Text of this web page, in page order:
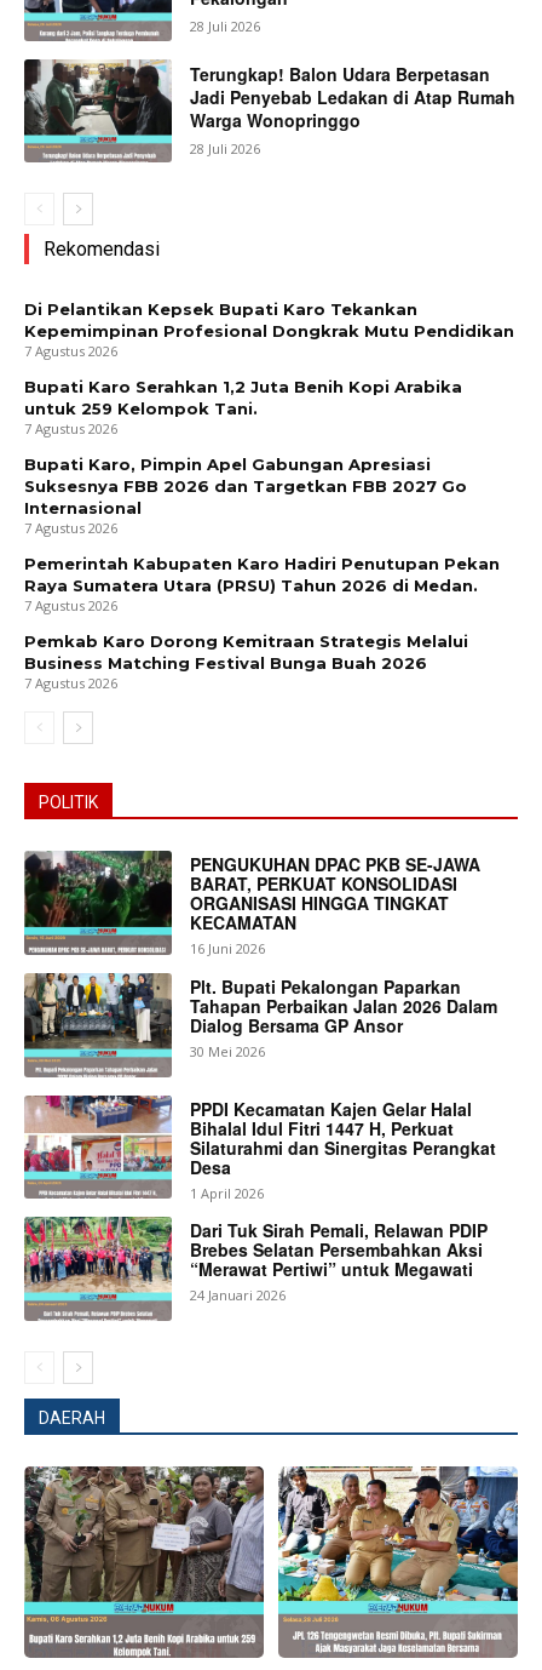
Magazine PRO
28 Juli 2026
Terungkap! Balon Udara Berpetasan
Jadi Penyebab Ledakan di Atap Rumah
Warga Wonopringgo
28 Juli 2026
Rekomendasi
Di Pelantikan Kepsek Bupati Karo Tekankan
Kepemimpinan Profesional Dongkrak Mutu Pendidikan
7 Agustus 2026
Bupati Karo Serahkan 1,2 Juta Benih Kopi Arabika
untuk 259 Kelompok Tani.
7 Agustus 2026
Bupati Karo, Pimpin Apel Gabungan Apresiasi
Suksesnya FBB 2026 dan Targetkan FBB 2027 Go
Internasional
7 Agustus 2026
Pemerintah Kabupaten Karo Hadiri Penutupan Pekan
Raya Sumatera Utara (PRSU) Tahun 2026 di Medan.
7 Agustus 2026
Pemkab Karo Dorong Kemitraan Strategis Melalui
Business Matching Festival Bunga Buah 2026
7 Agustus 2026
POLITIK
PENGUKUHAN DPAC PKB SE-JAWA
BARAT, PERKUAT KONSOLIDASI
ORGANISASI HINGGA TINGKAT
KECAMATAN
16 Juni 2026
Plt. Bupati Pekalongan Paparkan
Tahapan Perbaikan Jalan 2026 Dalam
Dialog Bersama GP Ansor
30 Mei 2026
PPDI Kecamatan Kajen Gelar Halal
Bihalal Idul Fitri 1447 H, Perkuat
Silaturahmi dan Sinergitas Perangkat
Desa
1 April 2026
Dari Tuk Sirah Pemali, Relawan PDIP
Brebes Selatan Persembahkan Aksi
“Merawat Pertiwi” untuk Megawati
24 Januari 2026
DAERAH